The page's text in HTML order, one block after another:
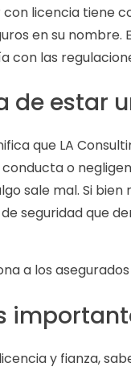
con licencia tiene
en su nombre.
con las
de estar
que LA
o
sale mal. Si
seguridad que
a los
y fianza,